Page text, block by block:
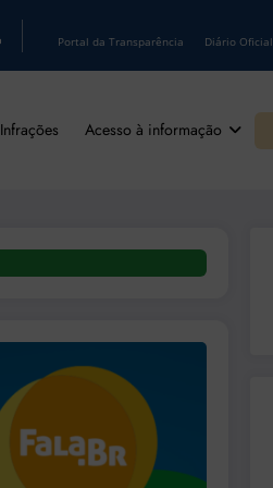
Portal da Transparência Diário Oficial
Infrações Acesso à informação